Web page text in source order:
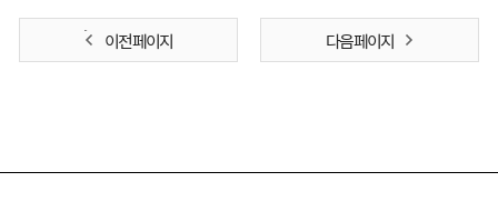
이전 페이지 다음 페이지